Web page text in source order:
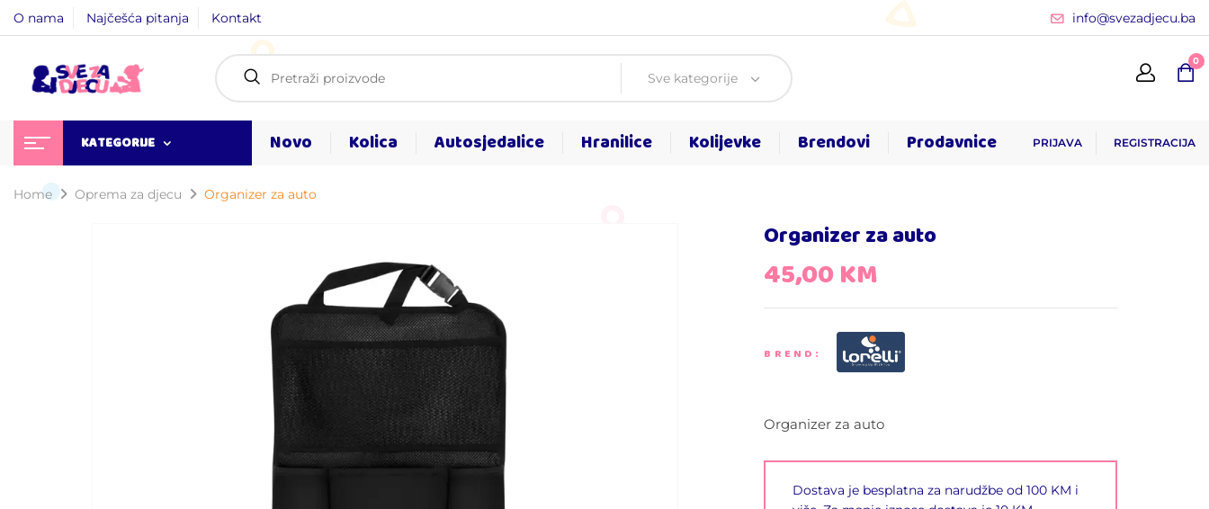
O nama Najčešća pitanja Kontakt info@svezadjecu.ba
Sve kategorije
0
KATEGORIJE Novo Kolica Autosjedalice Hranilice Kolijevke Brendovi Prodavnice PRIJAVA REGISTRACIJA
Home Oprema za djecu Organizer za auto
Organizer za auto
45,00KM
BREND:
Organizer za auto
Dostava je besplatna za narudžbe od 100 KM i